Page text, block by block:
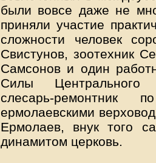
были вовсе даже не
приняли участие
сложности человек
Свистунов, зоотехник
Самсонов и один
Силы Центрального
слесарь-
ермолаевскими
Ермолаев, внук того
динамитом церковь.